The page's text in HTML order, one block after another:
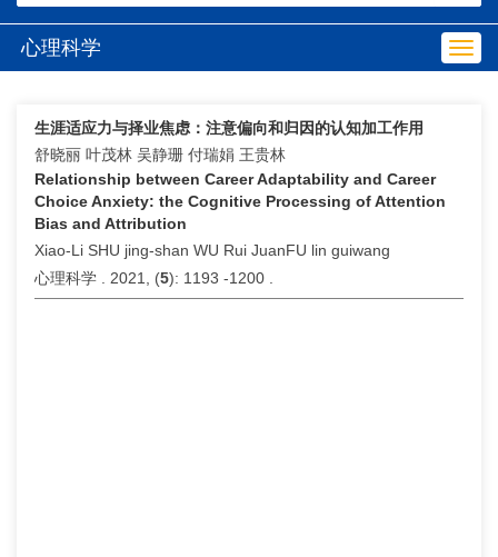
心理科学
生涯适应力与择业焦虑：注意偏向和归因的认知加工作用
舒晓丽 叶茂林 吴静珊 付瑞娟 王贵林
Relationship between Career Adaptability and Career
Choice Anxiety: the Cognitive Processing of Attention
Bias and Attribution
Xiao-Li SHU jing-shan WU Rui JuanFU lin guiwang
心理科学 . 2021, (5): 1193 -1200 .